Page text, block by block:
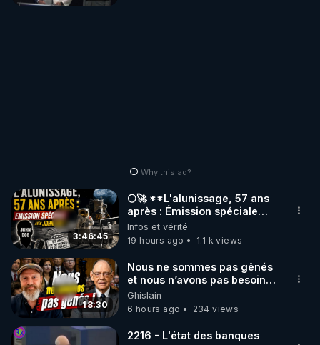
Why this ad?
3:46:45
🌕🚀 **L'alunissage, 57 ans
après : Émission spéciale
avec John Doe !** 👨 🚀✨
Infos et vérité
19 hours ago
1.1 k views
18:30
Nous ne sommes pas gênés
et nous n’avons pas besoin
de nous excuser ! #jw
#jehovah #collegecentral
Ghislain
6 hours ago
234 views
2216 - L'état des banques